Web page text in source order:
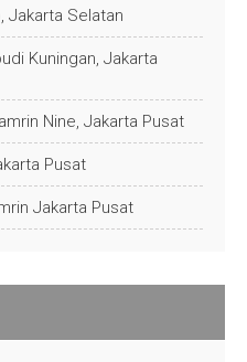
Jakarta Selatan
Kuningan, Jakarta
Nine, Jakarta Pusat
Pusat
Jakarta Pusat